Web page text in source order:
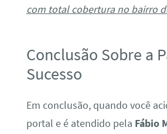
com total cobertura no bairro
Conclusão Sobre a
Sucesso
Em conclusão, quando você
portal e é atendido pela Fábio